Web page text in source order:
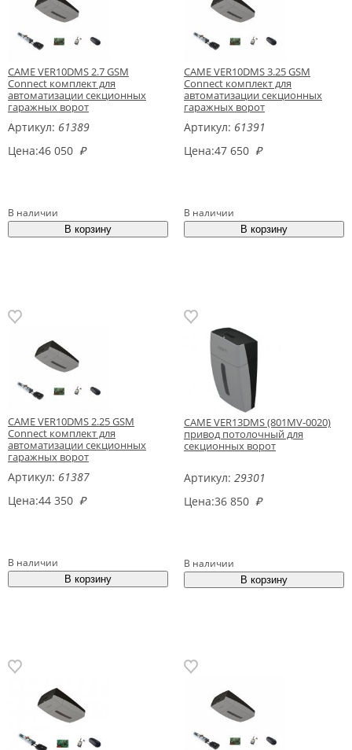
CAME VER10DMS 2.7 GSM
Connect комплект для
автоматизации секционных
гаражных ворот
Артикул: 61389
Цена:46 050 ₽
В наличии
CAME VER10DMS 3.25 GSM
Connect комплект для
автоматизации секционных
гаражных ворот
Артикул: 61391
Цена:47 650 ₽
В наличии
CAME VER10DMS 2.25 GSM
Connect комплект для
автоматизации секционных
гаражных ворот
Артикул: 61387
Цена:44 350 ₽
В наличии
CAME VER13DMS (801MV-0020)
привод потолочный для
секционных ворот
Артикул: 29301
Цена:36 850 ₽
В наличии